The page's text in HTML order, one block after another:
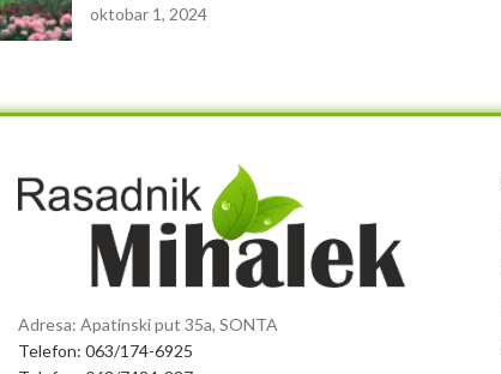
oktobar 1, 2024
Adresa: Apatinski put 35a, SONTA
Telefon: 063/174-6925